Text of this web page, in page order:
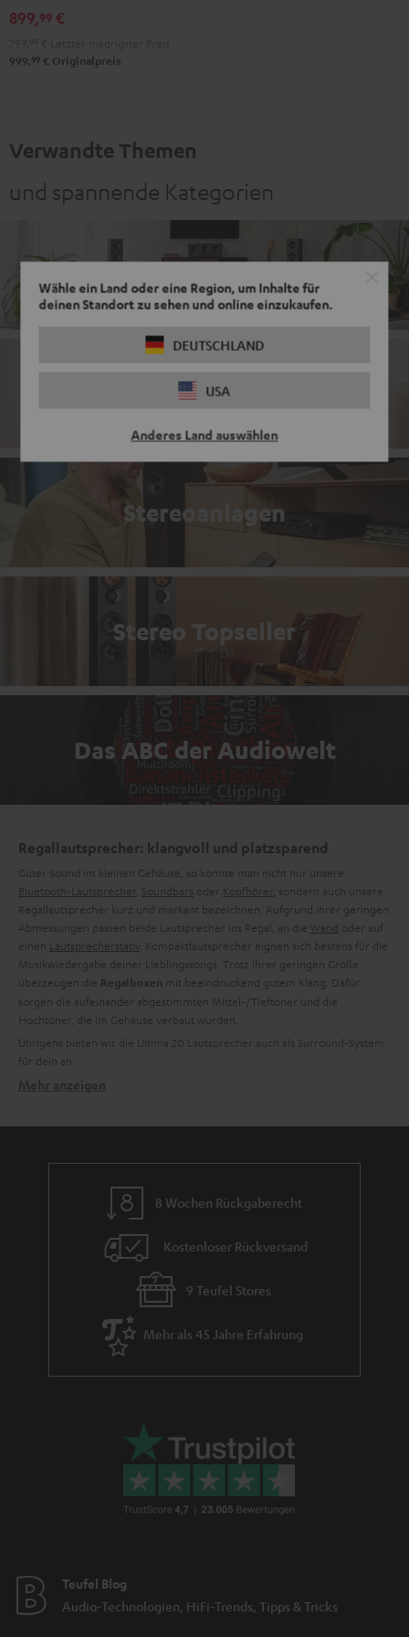
Wähle ein Land oder eine Region, um Inhalte für
deinen Standort zu sehen und online einzukaufen.
DEUTSCHLAND
USA
Anderes Land auswählen
Schwarz
899,99 €
999, 99 € Originalpreis
Verwandte Themen
und spannende Kategorien
Komplettanlagen
CD Player mit Bluetooth
Stereoanlagen
Stereo Topseller
Das ABC der Audiowelt
Regallautsprecher: klangvoll und platzsparend
Guter Sound im kleinen Gehäuse, so könnte man nicht nur unsere
Bluetooth-Lautsprecher Soundbars oder Kopfhörer , sondern auch unsere
Regallautsprecher kurz und markant bezeichnen. Aufgrund ihrer geringen
Abmessungen passen beide Lautsprecher ins Regal, an die Wand oder auf
einen
Lautsprecherstativ
. Kompaktlautsprecher eignen sich bestens für die
Musikwiedergabe deiner Lieblingssongs. Trotz Ihrer geringen Größe
überzeugen die Regalboxen mit beeindruckend gutem Klang. Dafür
sorgen die aufeinander abgestimmten Mittel-/Tieftöner und die
Hochtöner, die im Gehäuse verbaut wurden.
Übrigens bieten wir die Ultima 20 Lautsprecher auch als Surround-System
für dein an.
Alle passiven Regallautsprechervon Teufel sind reineStereo-Boxen
dezentes Design passen die Regalboxen grundsätzlich zu deinen bereits
vorhandenen HiFi-Geräten. Natürlich haben wir auch entsprechende Mini-
Stereoanlagen im Set zur Auswahl, bei welchen Verstärker und
Lautsprecher aufeinander abgestimmt sind. Einige der Regallautsprecher
gibt es in verschiedenen Farbkombinationen, die zur Auswahl stehen. So
lassen sich die Lautsprecher leichter in dein bereits vorhandenes
Designbild integrieren. Zu unseren passiv-Lautsprechern gehören derzeit:
Theater 500S
Gehäuse verbaut und müssen daher an keine zusätzlichen Geräten zum
Betrieb angeschlossen werden. So auch die TEUFEL STEREO M
Streaming-Sortiment, welche nur eine Verbindung zu einem
Zuspielgerät (beispielsweise dem Smartphone per WLAN oder Bluetooth)
anzupassen.
Wann sollte ich zu Regallautsprechern greifen?
8 Wochen Rückgaberecht
Kostenloser Rückversand
9 Teufel Stores
Mehr als 45 Jahre Erfahrung
Teufel Blog
Audio-Technologien, HiFi-Trends, Tipps & Tricks